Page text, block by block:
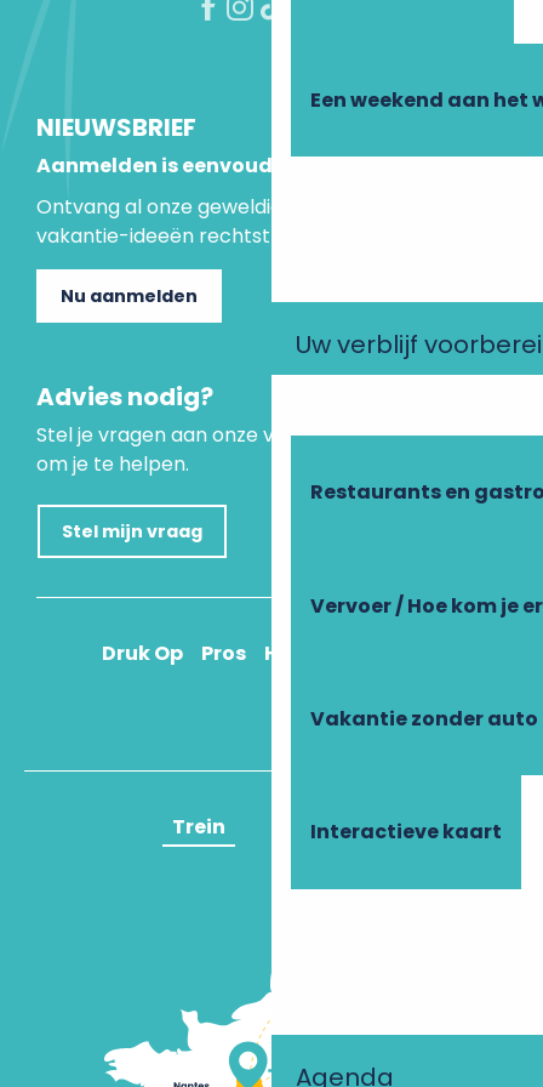
Een weekend aan het
Uw verblijf
Restaurants en
Vervoer / Hoe kom je
Vakantie zonder auto
Interactieve kaart
Agenda
NIEUWSBRIEF
Aanmelden is eenvoudig
Ontvang al onze geweldige aanbiedingen en
vakantie-ideeën rechtstreeks in je inbox.
Nu aanmelden
Advies nodig?
Stel je vragen aan onze virtuele assistent, die er is
om je te helpen.
Stel mijn vraag
Druk Op Pros Hoe kom ik daar?
Trein Vliegtuig